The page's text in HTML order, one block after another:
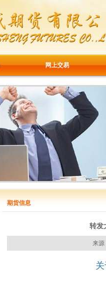
网上交易
期货信息
转发
来